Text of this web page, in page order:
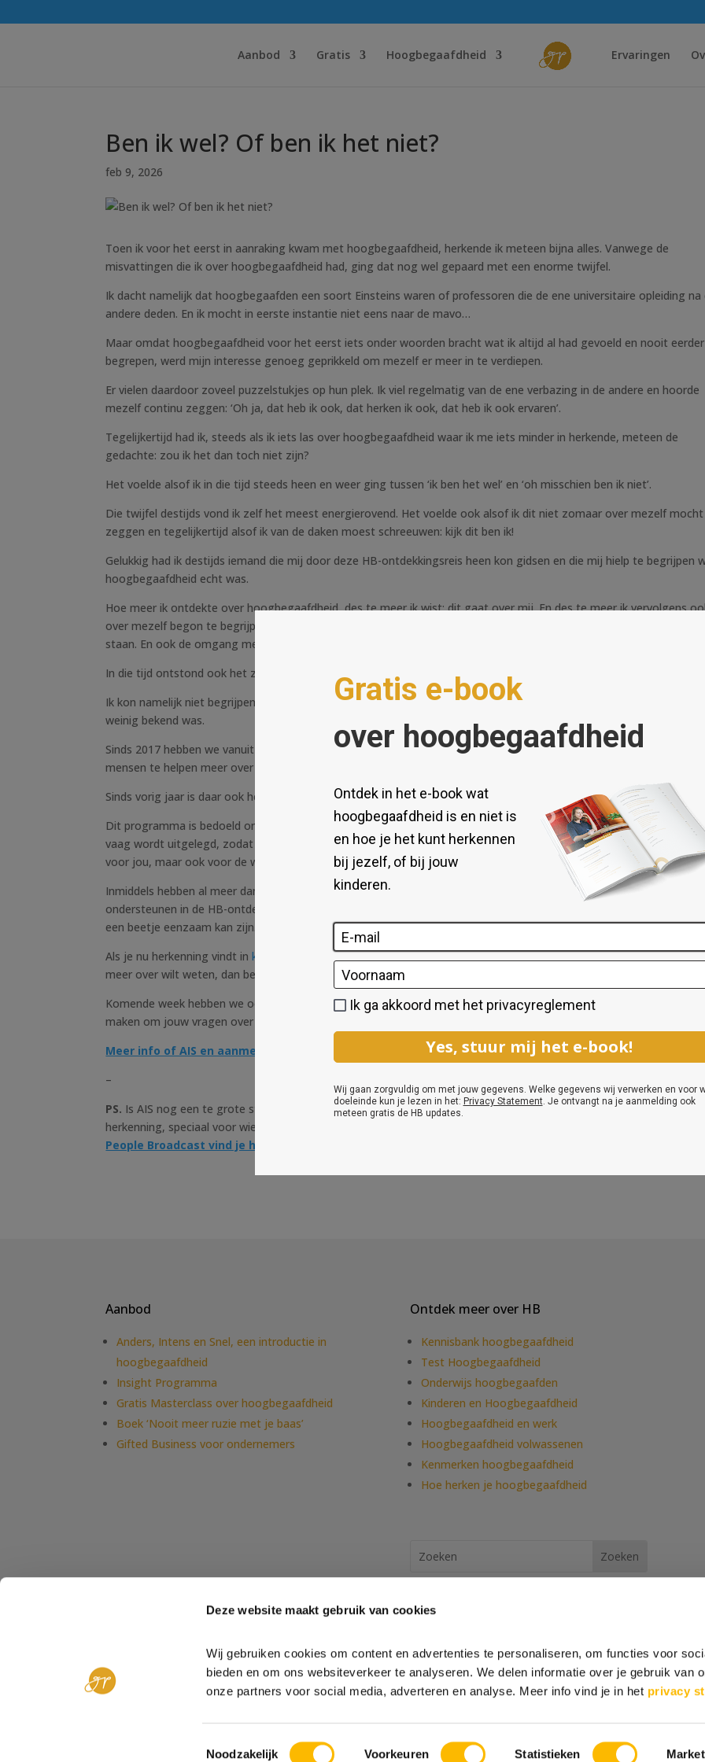
Deze website maakt gebruik van cookies
Wij gebruiken cookies om content en advertenties te personaliseren, om functies voor
bieden en om ons websiteverkeer te analyseren. We delen informatie over je gebruik van
onze partners voor social media, adverteren en analyse. Meer info vind je in het privacy
Toestemmingsselectie
Noodzakelijk Voorkeuren Statistieken
Aanbod Gratis Hoogbegaafdheid Ervaringen
Ben ik wel? Of ben ik het niet?
feb 9, 2026
Toen ik voor het eerst in aanraking kwam met hoogbegaafdheid, herkende ik meteen bijna alles. Vanwege de
misvattingen die ik over hoogbegaafdheid had, ging dat nog wel gepaard met een enorme twijfel.
Ik dacht namelijk dat hoogbegaafden een soort Einsteins waren of professoren die de ene universitaire opleiding na
andere deden. En ik mocht in eerste instantie niet eens naar de mavo…
Maar omdat hoogbegaafdheid voor het eerst iets onder woorden bracht wat ik altijd al had gevoeld en nooit
begrepen, werd mijn interesse genoeg geprikkeld om mezelf er meer in te verdiepen.
Er vielen daardoor zoveel puzzelstukjes op hun plek. Ik viel regelmatig van de ene verbazing in de andere en hoorde
mezelf continu zeggen: ‘Oh ja, dat heb ik ook, dat herken ik ook, dat heb ik ook ervaren’.
Tegelijkertijd had ik, steeds als ik iets las over hoogbegaafdheid waar ik me iets minder in herkende, meteen de
gedachte: zou ik het dan toch niet zijn?
Het voelde alsof ik in die tijd steeds heen en weer ging tussen ‘ik ben het wel’ en ‘oh misschien ben ik niet’.
Die twijfel destijds vond ik zelf het meest energierovend. Het voelde ook alsof ik dit niet zomaar over mezelf mocht
zeggen en tegelijkertijd alsof ik van de daken moest schreeuwen: kijk dit ben ik!
Gelukkig had ik destijds iemand die mij door deze HB-ontdekkingsreis heen kon gidsen en die mij hielp te begrijpen
hoogbegaafdheid echt was.
Hoe meer ik ontdekte over hoogbegaafdheid, des te meer ik wist: dit gaat over mij. En des te meer ik vervolgens
over mezelf begon te begrijpen. Dingen die ik nooit van mezelf begreep, kwamen in een ander, positiever, daglicht te
staan. En ook de omgang met anderen verliep met steeds minder frictie en onbegrip.
In die tijd ontstond ook het zaadje voor Gifted People.
Ik kon namelijk niet begrijpen dat er over iets dat zo fundamenteel veel invloed heeft op je leven, werk en relaties zo
weinig bekend was.
Sinds 2017 hebben we vanuit Gifted People daarom ook zoveel mogelijk informatie over hoogbegaafdheid gedeeld
mensen te helpen meer over hoogbegaafdheid te ontdekken en ook om zichzelf daarin te kunnen herkennen.
Sinds vorig jaar is daar ook het programma Anders, Intens en Snel (AIS) bij gekomen.
Dit programma is bedoeld om je stap voor stap mee te nemen in een onderwerp dat vaak te complex, te eenzijdig
vaag wordt uitgelegd, zodat je echt kunt gaan begrijpen wat hoogbegaafdheid voor jou betekent. Dat is niet alleen
voor jou, maar ook voor de wereld om je heen.
Inmiddels hebben al meer dan 300 mensen zich aangemeld voor AIS en ik ben dankbaar dat ik op deze manier kan
ondersteunen in de HB-ontdekkingsreis die zoveel moois kan opleveren, maar soms ook overweldigend, spannend en
een beetje eenzaam kan zijn.
Als je nu herkenning vindt inkenmerken van hoogbegaafdheid, maar daar toch nog over twijfelt, of als je er gewoon
meer over wilt weten, dan ben je in ieder geval heel welkom om mee te doen aan AIS.
Komende week hebben we ook een speciale live online Q&A gepland staan, dus daar kun je dan meteen gebruik van
maken om jouw vragen over hoogbegaafdheid te stellen.
Meer info of AIS en aanmelden kan hier
–
PS. Is AIS nog een te grote stap voor je? Meld je dan eerst aan voor de gratis Gifted People Broadcast. Een plek voor
herkenning, speciaal voor wie zich (verder) aan het verdiepen is in hoogbegaafdheid.
People Broadcast vind je hier
Aanbod
Anders, Intens en Snel, een introductie in
hoogbegaafdheid
Insight Programma
Gratis Masterclass over hoogbegaafdheid
Boek ‘Nooit meer ruzie met je baas’
Gifted Business voor ondernemers
Ontdek meer over HB
Kennisbank hoogbegaafdheid
Test Hoogbegaafdheid
Onderwijs hoogbegaafden
Kinderen en Hoogbegaafdheid
Hoogbegaafdheid en werk
Hoogbegaafdheid volwassenen
Kenmerken hoogbegaafdheid
Hoe herken je hoogbegaafdheid
© Gifted People 2017 – 2026